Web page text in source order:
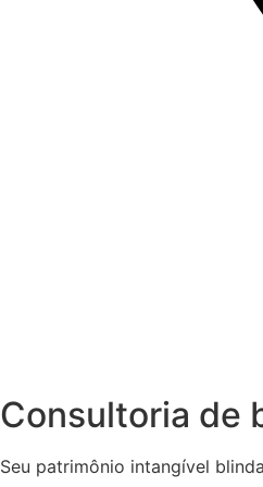
Consultoria de
Seu patrimônio intangível